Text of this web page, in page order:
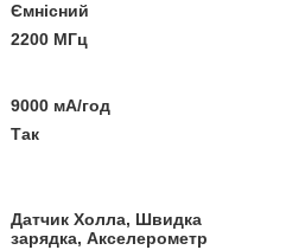
Ємнісний
2200 МГц
9000 мА/год
Так
Датчик Холла, Швидка
зарядка, Акселерометр